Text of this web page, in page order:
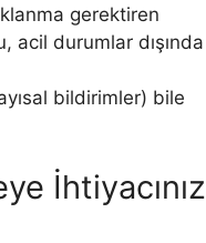
gerektiren
acil durumlar dışında
bildirimler) bile
İhtiyacınız